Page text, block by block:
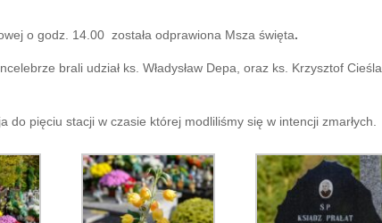
o godz. 14.00 została odprawiona Msza święta.
brali udział ks. Władysław Depa, oraz ks. Krzysztof Cieśla,
do pięciu stacji w czasie której modliliśmy się w intencji zmarłych.